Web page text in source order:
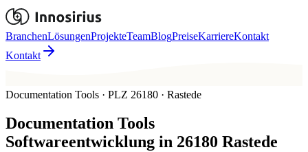
BranchenLösungenProjekteTeamBlogPreiseKarriereKontakt
Kontakt
Documentation Tools · PLZ 26180 · Rastede
Documentation Tools
Softwareentwicklung in 26180 Rastede